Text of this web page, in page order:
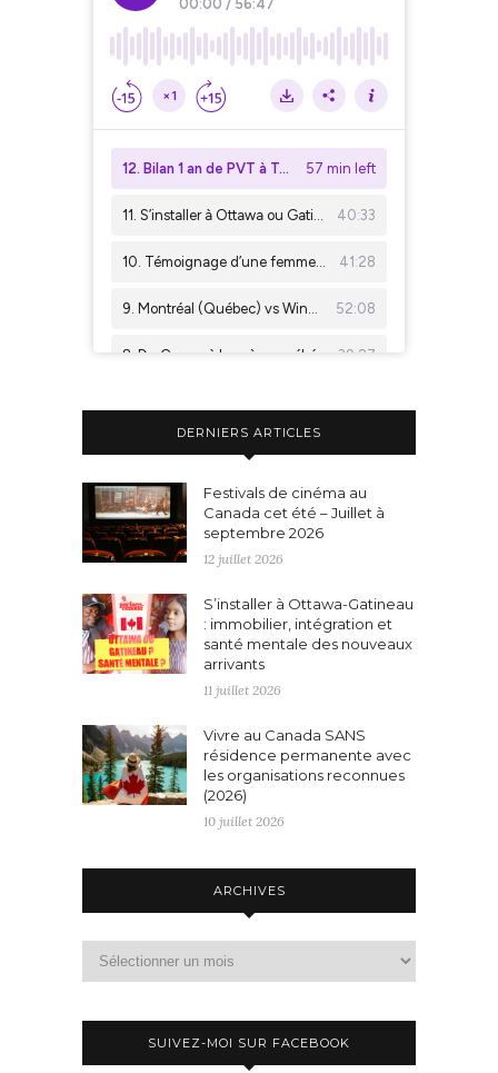
DERNIERS ARTICLES
Festivals de cinéma au
Canada cet été – Juillet à
septembre 2026
12 juillet 2026
S’installer à Ottawa-Gatineau
: immobilier, intégration et
santé mentale des nouveaux
arrivants
11 juillet 2026
Vivre au Canada SANS
résidence permanente avec
les organisations reconnues
(2026)
10 juillet 2026
ARCHIVES
SUIVEZ-MOI SUR FACEBOOK